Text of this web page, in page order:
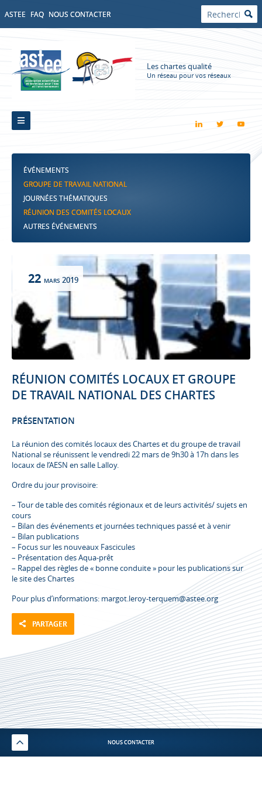
ASTEE FAQ NOUS CONTACTER
Les chartes qualité
Un réseau pour vos réseaux
ÉVÉNEMENTS
GROUPE DE TRAVAIL NATIONAL
JOURNÉES THÉMATIQUES
RÉUNION DES COMITÉS LOCAUX
AUTRES ÉVÉNEMENTS
22 MARS 2019
RÉUNION COMITÉS LOCAUX ET GROUPE
DE TRAVAIL NATIONAL DES CHARTES
PRÉSENTATION
La réunion des comités locaux des Chartes et du groupe de travail
National se réunissent le vendredi 22 mars de 9h30 à 17h dans les
locaux de l’AESN en salle Lalloy.
Ordre du jour provisoire:
– Tour de table des comités régionaux et de leurs activités/ sujets en
cours
– Bilan des événements et journées techniques passé et à venir
– Bilan publications
– Focus sur les nouveaux Fascicules
– Présentation des Aqua-prêt
– Rappel des règles de « bonne conduite » pour les publications sur
le site des Chartes
Pour plus d’informations: margot.leroy-terquem@astee.org
PARTAGER
NOUS CONTACTER